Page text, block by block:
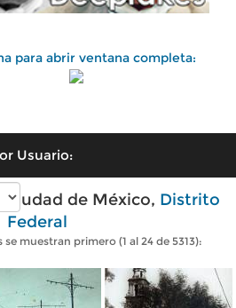
para abrir ventana completa:
Usuario:
de México, Distrito
Federal
muestran primero (1 al 24 de 5313):